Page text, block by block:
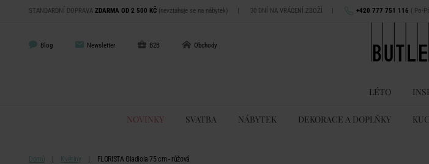
STANDARDNÍ DOPRAVA ZDARMA OD 2 500 KČ (nevztahuje se na nábytek) | 30 DNÍ NA VRÁCENÍ ZBOŽÍ | +420 777 751 116 ( Po-
Blog Newsletter B2B Obchody
LÉTO
NOVINKY SVATBA NÁBYTEK DEKORACE A DOPLŇKY
Domů Květiny FLORISTA Gladiola 75 cm - růžová